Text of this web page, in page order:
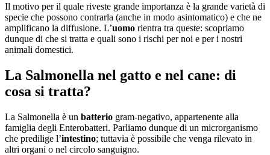
Il motivo per il quale riveste grande importanza è la grande varietà di
specie che possono contrarla (anche in modo asintomatico) e che ne
amplificano la diffusione. L’uomo rientra tra queste: scopriamo
dunque di che si tratta e quali sono i rischi per noi e per i nostri
animali domestici.
La Salmonella nel gatto e nel cane: di
cosa si tratta?
La Salmonella è un batterio gram-negativo, appartenente alla
famiglia degli Enterobatteri. Parliamo dunque di un microrganismo
che predilige l’intestino; tuttavia è possibile che venga rilevato in
altri organi o nel circolo sanguigno.